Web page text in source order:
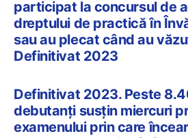
participat la concursul de
dreptului de practică în
sau au plecat când au
Definitivat 2023
Definitivat 2023. Peste
debutanți susțin miercuri
examenului prin care